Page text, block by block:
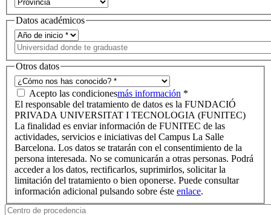
Datos académicos
Otros datos
Acepto las condicionesmás información *
El responsable del tratamiento de datos es la FUNDACIÓ
PRIVADA UNIVERSITAT I TECNOLOGIA (FUNITEC)
La finalidad es enviar información de FUNITEC de las
actividades, servicios e iniciativas del Campus La Salle
Barcelona. Los datos se tratarán con el consentimiento de la
persona interesada. No se comunicarán a otras personas. Podrá
acceder a los datos, rectificarlos, suprimirlos, solicitar la
limitación del tratamiento o bien oponerse. Puede consultar
información adicional pulsando sobre éste enlace.